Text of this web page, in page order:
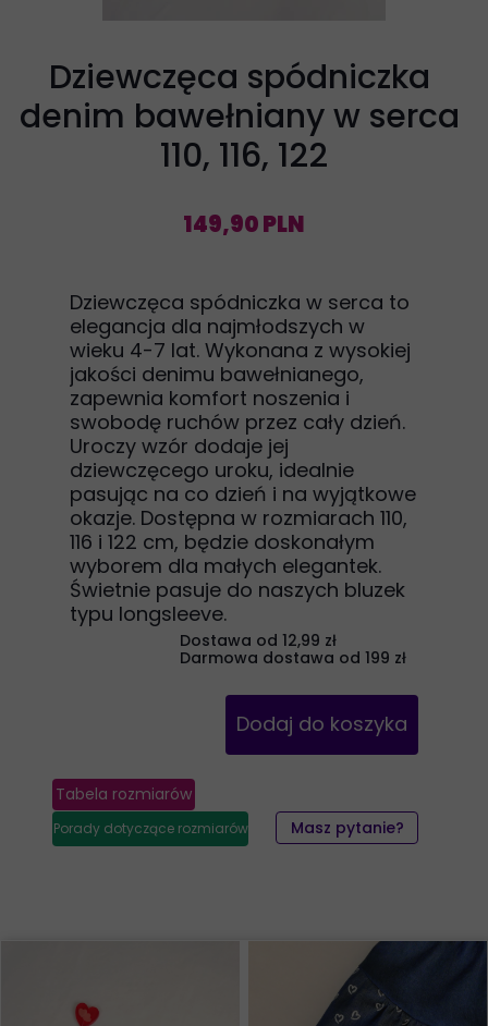
Porady dotyczące rozmiarów
Tabela rozmiarów
Masz pytanie?
Dziewczęca spódniczka
denim bawełniany w serca
110, 116, 122
149,90 PLN
Dziewczęca spódniczka w serca to
elegancja dla najmłodszych w
wieku 4-7 lat. Wykonana z wysokiej
jakości denimu bawełnianego,
zapewnia komfort noszenia i
swobodę ruchów przez cały dzień.
Uroczy wzór dodaje jej
dziewczęcego uroku, idealnie
pasując na co dzień i na wyjątkowe
okazje. Dostępna w rozmiarach 110,
116 i 122 cm, będzie doskonałym
wyborem dla małych elegantek.
Świetnie pasuje do naszych bluzek
typu longsleeve.
Dostawa od 12,99 zł
Darmowa dostawa od 199 zł
Dodaj do koszyka